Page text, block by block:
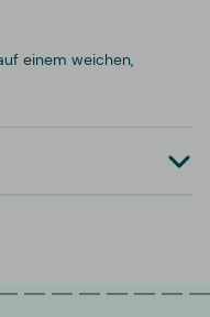
einem weichen,